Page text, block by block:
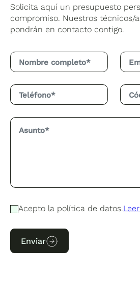
Solicita aquí un presupuesto
compromiso. Nuestros técnicos/
pondrán en contacto contigo.
Acepto la política de datos.
Enviar